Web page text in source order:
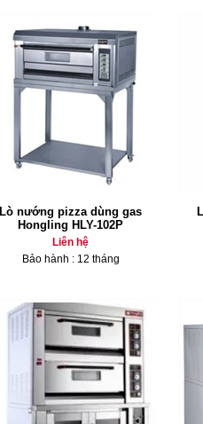
Lò nướng pizza dùng gas
Hongling HLY-102P
Liên hệ
Bảo hành : 12 tháng